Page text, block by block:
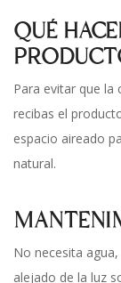
QUÉ
Para evitar que
recibas el
espacio aireado
natural.
No necesita
alejado de la luz